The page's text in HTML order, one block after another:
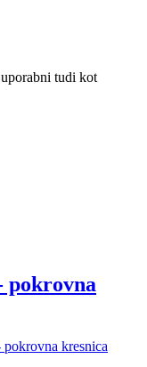
tudi kot
pokrovna